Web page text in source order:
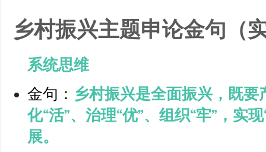
乡村振兴主题申论金句（
系统思维
金句： 乡村振兴是全面振兴，既要
化“活”、治理“优”、组织“牢”，实
展。